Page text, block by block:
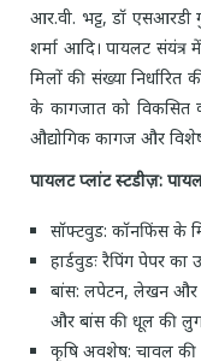
आर.वी. भट्ट, डॉ एसआरडी
शर्मा आदि। पायलट
मिलों की संख्या निर्धारित
के कागजात को
औद्योगिक कागज और
पायलट प्लांट स्टडीज़:
सॉफ्टवुड: कॉनफिंस के
हार्डवुडः रैपिंग पेपर
बांस: लपेटन, लेखन और
और बांस की धूल की
कृषि अवशेष: चावल की